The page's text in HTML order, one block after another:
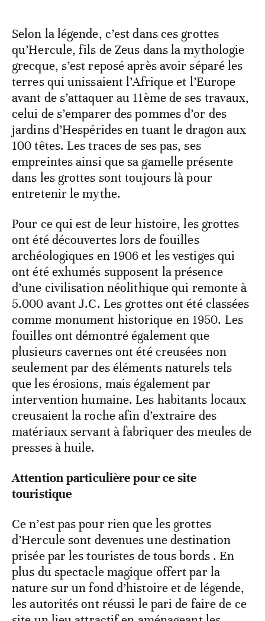
Selon la légende, c’est dans ces grottes
qu’Hercule, fils de Zeus dans la mythologie
grecque, s’est reposé après avoir séparé les
terres qui unissaient l’Afrique et l’Europe
avant de s’attaquer au 11ème de ses travaux,
celui de s’emparer des pommes d’or des
jardins d’Hespérides en tuant le dragon aux
100 têtes. Les traces de ses pas, ses
empreintes ainsi que sa gamelle présente
dans les grottes sont toujours là pour
entretenir le mythe.
Pour ce qui est de leur histoire, les grottes
ont été découvertes lors de fouilles
archéologiques en 1906 et les vestiges qui
ont été exhumés supposent la présence
d’une civilisation néolithique qui remonte à
5.000 avant J.C. Les grottes ont été classées
comme monument historique en 1950. Les
fouilles ont démontré également que
plusieurs cavernes ont été creusées non
seulement par des éléments naturels tels
que les érosions, mais également par
intervention humaine. Les habitants locaux
creusaient la roche afin d’extraire des
matériaux servant à fabriquer des meules de
presses à huile.
Attention particulière pour ce site
touristique
Ce n’est pas pour rien que les grottes
d’Hercule sont devenues une destination
prisée par les touristes de tous bords . En
plus du spectacle magique offert par la
nature sur un fond d’histoire et de légende,
les autorités ont réussi le pari de faire de ce